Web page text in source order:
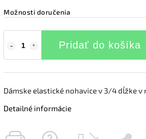
Možnosti doručenia
Pridať do košíka
Dámske elastické nohavice v 3/4 dĺžke v
Detailné informácie